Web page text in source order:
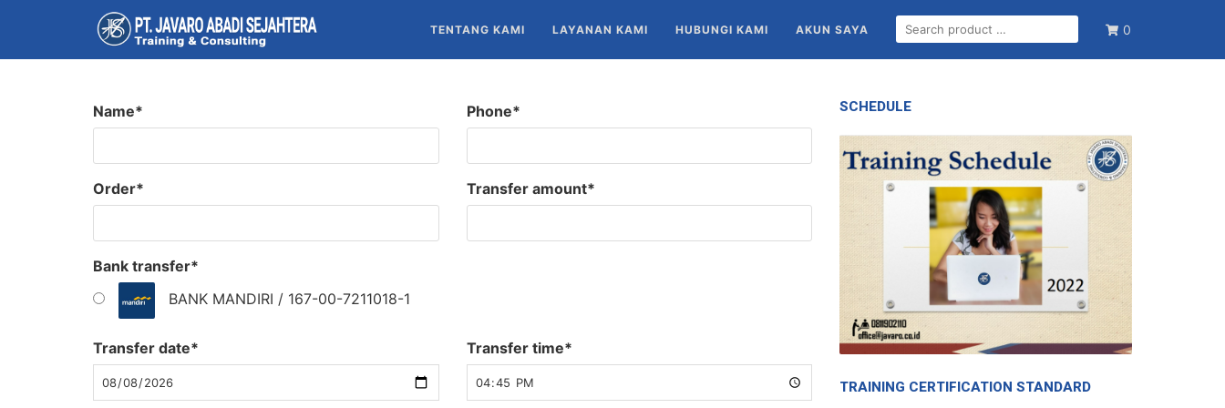
content
0
TENTANG KAMI LAYANAN KAMI HUBUNGI KAMI AKUN SAYA
SEARCH
FOR:
Name* Phone*
Order* Transfer amount*
Bank transfer*
BANK MANDIRI / 167-00-7211018-1
Transfer date* Transfer time*
SCHEDULE
TRAINING CERTIFICATION STANDARD